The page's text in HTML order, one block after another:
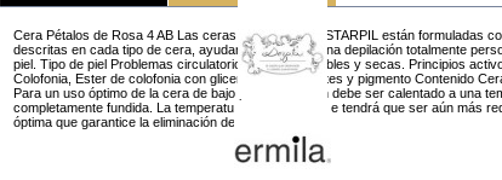
Cera Pétalos de Rosa 4 AB Las ceras de baja fusión STARPIL están formuladas
descritas en cada tipo de cera, ayudando a realizar una depilación totalmente
piel. Tipo de piel Problemas circulatorios. Pieles sensibles y secas. Principios
Colofonia, Ester de colofonia con glicerina, Antioxidantes y pigmento Contenido
Para un uso óptimo de la cera de bajo punto de fusión debe ser calentado a una
completamente fundida. La temperatura posteriormente tendrá que ser aún más
óptima que garantice la eliminación del vello efectiva.